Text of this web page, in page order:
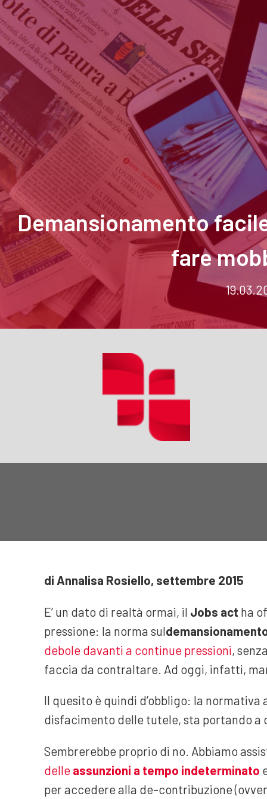
Demansionamento
fare
di Annalisa Rosiello, settembre 2015
E’ un dato di realtà ormai, il Jobs act ha
pressione: la norma sul
debole davanti a continue pressioni,
faccia da contraltare. Ad oggi, infatti,
Il quesito è quindi d’obbligo: la
disfacimento delle tutele, sta portando a
Sembrerebbe proprio di no. Abbiamo
delle assunzioni a tempo indeterminato
per accedere alla de-contribuzione